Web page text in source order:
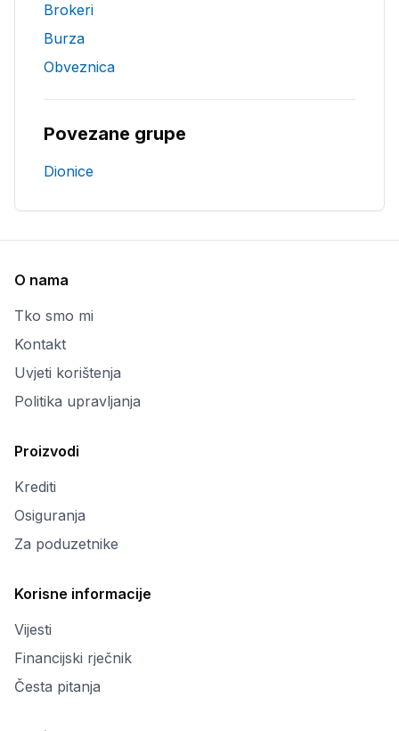
Brokeri
Burza
Obveznica
Povezane grupe
Dionice
O nama
Tko smo mi
Kontakt
Uvjeti korištenja
Politika upravljanja
Proizvodi
Krediti
Osiguranja
Za poduzetnike
Korisne informacije
Vijesti
Financijski rječnik
Česta pitanja